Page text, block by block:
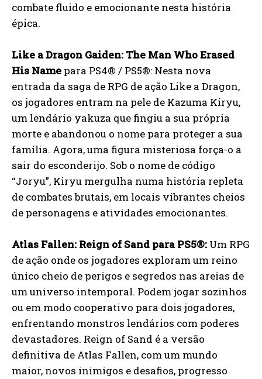
combate fluido e emocionante nesta história
épica.
Like a Dragon Gaiden: The Man Who Erased
His Name para PS4® / PS5®: Nesta nova
entrada da saga de RPG de ação Like a Dragon,
os jogadores entram na pele de Kazuma Kiryu,
um lendário yakuza que fingiu a sua própria
morte e abandonou o nome para proteger a sua
família. Agora, uma figura misteriosa força-o a
sair do esconderijo. Sob o nome de código
“Joryu”, Kiryu mergulha numa história repleta
de combates brutais, em locais vibrantes cheios
de personagens e atividades emocionantes.
Atlas Fallen: Reign of Sand para PS5®: Um RPG
de ação onde os jogadores exploram um reino
único cheio de perigos e segredos nas areias de
um universo intemporal. Podem jogar sozinhos
ou em modo cooperativo para dois jogadores,
enfrentando monstros lendários com poderes
devastadores. Reign of Sand é a versão
definitiva de Atlas Fallen, com um mundo
maior, novos inimigos e desafios, progresso